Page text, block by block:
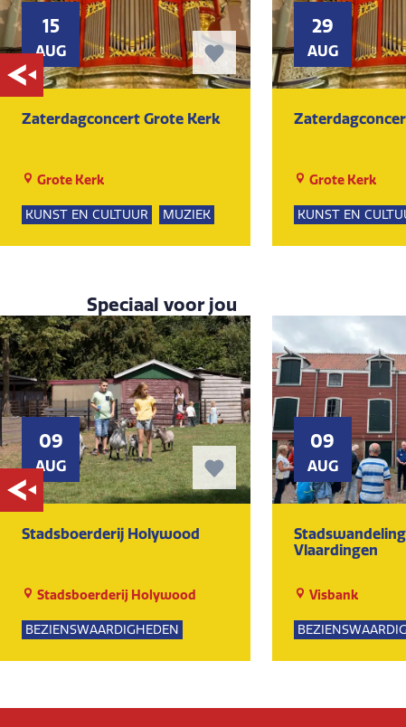
15
AUG
Zaterdagconcert Grote Kerk
Grote Kerk
KUNST EN CULTUUR MUZIEK
29
AUG
Grote Kerk
KUNST EN
Speciaal voor jou
09
AUG
Stadsboerderij Holywood
Stadsboerderij Holywood
BEZIENSWAARDIGHEDEN
NATUUR
09
AUG
Vlaardingen
Visbank
KUNST EN